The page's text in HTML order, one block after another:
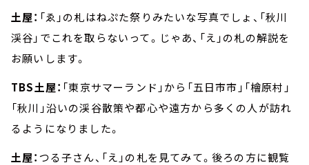
土屋： 「ゑ」の札はねぷた祭りみたいな写真でしょ、「秋川
渓谷」でこれを取らないって。じゃあ、「え」の札の解説を
お願いします。
TBS土屋： 「東京サマーランド」から「五日市市」「檜原村」
「秋川」沿いの渓谷散策や都心や遠方から多くの人が訪れ
るようになりました。
土屋： つる子さん、「え」の札を見てみて。後ろの方に観覧